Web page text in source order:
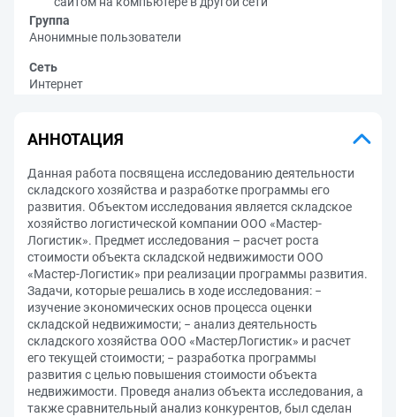
Группа
Анонимные пользователи
Сеть
Интернет
АННОТАЦИЯ
Данная работа посвящена исследованию деятельности
складского хозяйства и разработке программы его
развития. Объектом исследования является складское
хозяйство логистической компании ООО «Мастер-
Логистик». Предмет исследования – расчет роста
стоимости объекта складской недвижимости ООО
«Мастер-Логистик» при реализации программы развития.
Задачи, которые решались в ходе исследования: −
изучение экономических основ процесса оценки
складской недвижимости; − анализ деятельность
складского хозяйства ООО «МастерЛогистик» и расчет
его текущей стоимости; − разработка программы
развития с целью повышения стоимости объекта
недвижимости. Проведя анализ объекта исследования, а
также сравнительный анализ конкурентов, был сделан